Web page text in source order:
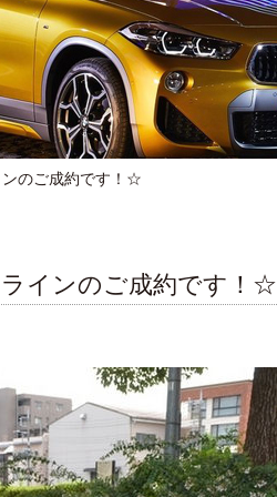
のご成約です！☆
インのご成約です！☆